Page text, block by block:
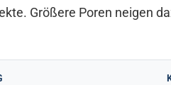
Größere Poren neigen